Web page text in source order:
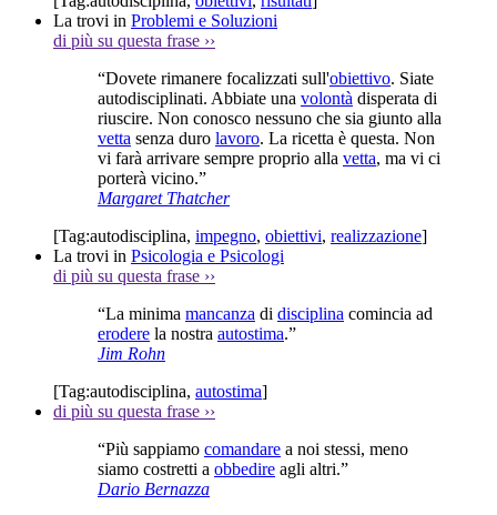
La trovi in Problemi e Soluzioni
di più su questa frase ››
“Dovete rimanere focalizzati sull'obiettivo. Siate
autodisciplinati. Abbiate una volontà disperata di
riuscire. Non conosco nessuno che sia giunto alla
vetta senza duro lavoro. La ricetta è questa. Non
vi farà arrivare sempre proprio alla vetta, ma vi ci
porterà vicino.”
Margaret Thatcher
[Tag:autodisciplina, impegno, obiettivi, realizzazione]
La trovi in Psicologia e Psicologi
di più su questa frase ››
“La minima mancanza di disciplina comincia ad
erodere la nostra autostima.”
Jim Rohn
[Tag:autodisciplina, autostima]
di più su questa frase ››
“Più sappiamo comandare a noi stessi, meno
siamo costretti a obbedire agli altri.”
Dario Bernazza